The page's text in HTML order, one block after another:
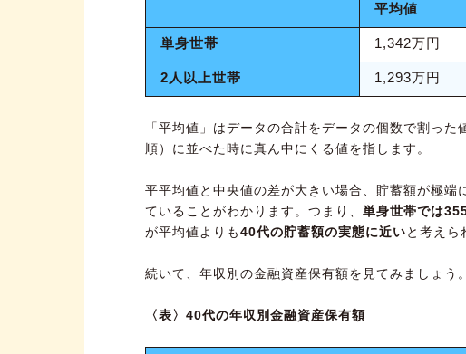
平均値
単身世帯 1,342万円
2人以上世帯 1,293万円
「平均値」はデータの合計をデータの個数で割っ
順）に並べた時に真ん中にくる値を指します。
平平均値と中央値の差が大きい場合、貯蓄額が極
ていることがわかります。つまり、 単身世帯では
が平均値よりも40代の貯蓄額の実態に近いと考えら
続いて、年収別の金融資産保有額を見てみましょう。
〈表〉40代の年収別金融資産保有額